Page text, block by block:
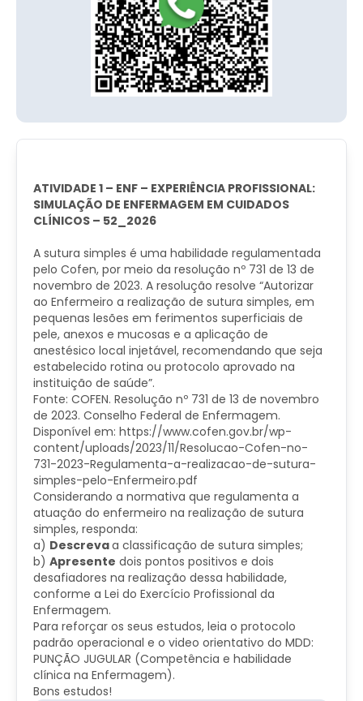
ATIVIDADE 1 – ENF – EXPERIÊNCIA PROFISSIONAL:
SIMULAÇÃO DE ENFERMAGEM EM CUIDADOS
CLÍNICOS – 52_2026
A sutura simples é uma habilidade regulamentada
pelo Cofen, por meio da resolução nº 731 de 13 de
novembro de 2023. A resolução resolve “Autorizar
ao Enfermeiro a realização de sutura simples, em
pequenas lesões em ferimentos superficiais de
pele, anexos e mucosas e a aplicação de
anestésico local injetável, recomendando que seja
estabelecido rotina ou protocolo aprovado na
instituição de saúde”.
Fonte: COFEN. Resolução nº 731 de 13 de novembro
de 2023. Conselho Federal de Enfermagem.
Disponível em: https://www.cofen.gov.br/wp-
content/uploads/2023/11/Resolucao-Cofen-no-
731-2023-Regulamenta-a-realizacao-de-sutura-
simples-pelo-Enfermeiro.pdf
Considerando a normativa que regulamenta a
atuação do enfermeiro na realização de sutura
simples, responda:
a) Descrevaa classificação de sutura simples;
b) Apresente dois pontos positivos e dois
desafiadores na realização dessa habilidade,
conforme a Lei do Exercício Profissional da
Enfermagem.
Para reforçar os seus estudos, leia o protocolo
padrão operacional e o video orientativo do MDD:
PUNÇÃO JUGULAR (Competência e habilidade
clínica na Enfermagem).
Bons estudos!